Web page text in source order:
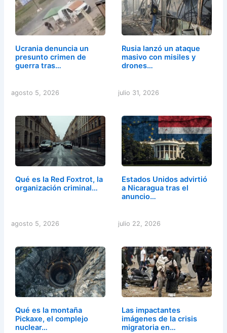
Ucrania denuncia un
presunto crimen de
guerra tras…
agosto 5, 2026
Rusia lanzó un ataque
masivo con misiles y
drones…
julio 31, 2026
Qué es la Red Foxtrot, la
organización criminal…
agosto 5, 2026
Estados Unidos advirtió
a Nicaragua tras el
anuncio…
julio 22, 2026
Qué es la montaña
Pickaxe, el complejo
nuclear…
Las impactantes
imágenes de la crisis
migratoria en…